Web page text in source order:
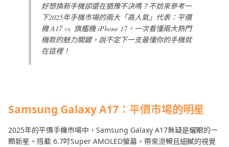
好想換新手機卻還在猶豫不決嗎？不妨來參考一
下2025年手機市場的兩大「高人氣」代表：平價
機 A17 vs. 旗艦機 iPhone 17，一次看懂兩大熱門
機款的魅力關鍵，說不定下一支最懂你的手機就
在這裡！
Samsung Galaxy A17 ：平價市場的明星
2025年的平價手機市場中，Samsung Galaxy A17無疑是耀眼的一
顆新星。搭載 6.7吋Super AMOLED螢幕，帶來流暢且細膩的視覺